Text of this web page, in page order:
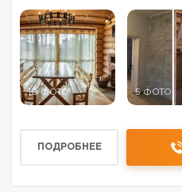
10 ФОТО 5 ФОТО
ПОДРОБНЕЕ